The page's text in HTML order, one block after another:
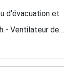
d'évacuation et
- Ventilateur de